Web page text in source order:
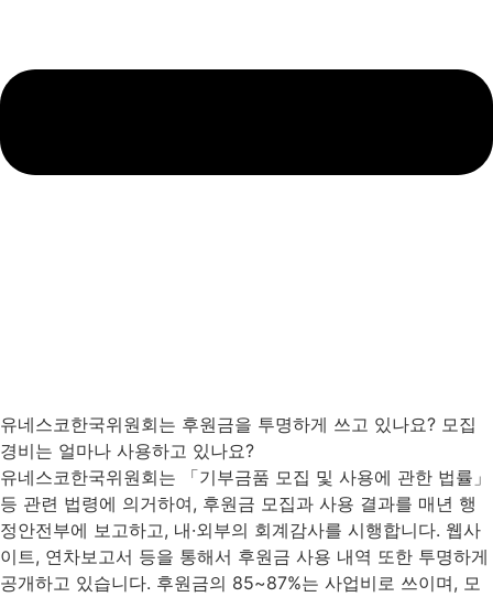
유네스코한국위원회는 후원금을 투명하게 쓰고 있나요? 모집
경비는 얼마나 사용하고 있나요?
유네스코한국위원회는 「기부금품 모집 및 사용에 관한 법률」
등 관련 법령에 의거하여, 후원금 모집과 사용 결과를 매년 행
정안전부에 보고하고, 내·외부의 회계감사를 시행합니다. 웹사
이트, 연차보고서 등을 통해서 후원금 사용 내역 또한 투명하게
공개하고 있습니다. 후원금의 85~87%는 사업비로 쓰이며, 모